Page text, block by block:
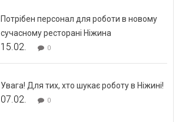
Потрібен персонал для роботи в новому
сучасному ресторані Ніжина
15.02. 0
Увага! Для тих, хто шукає роботу в Ніжині!
07.02. 0